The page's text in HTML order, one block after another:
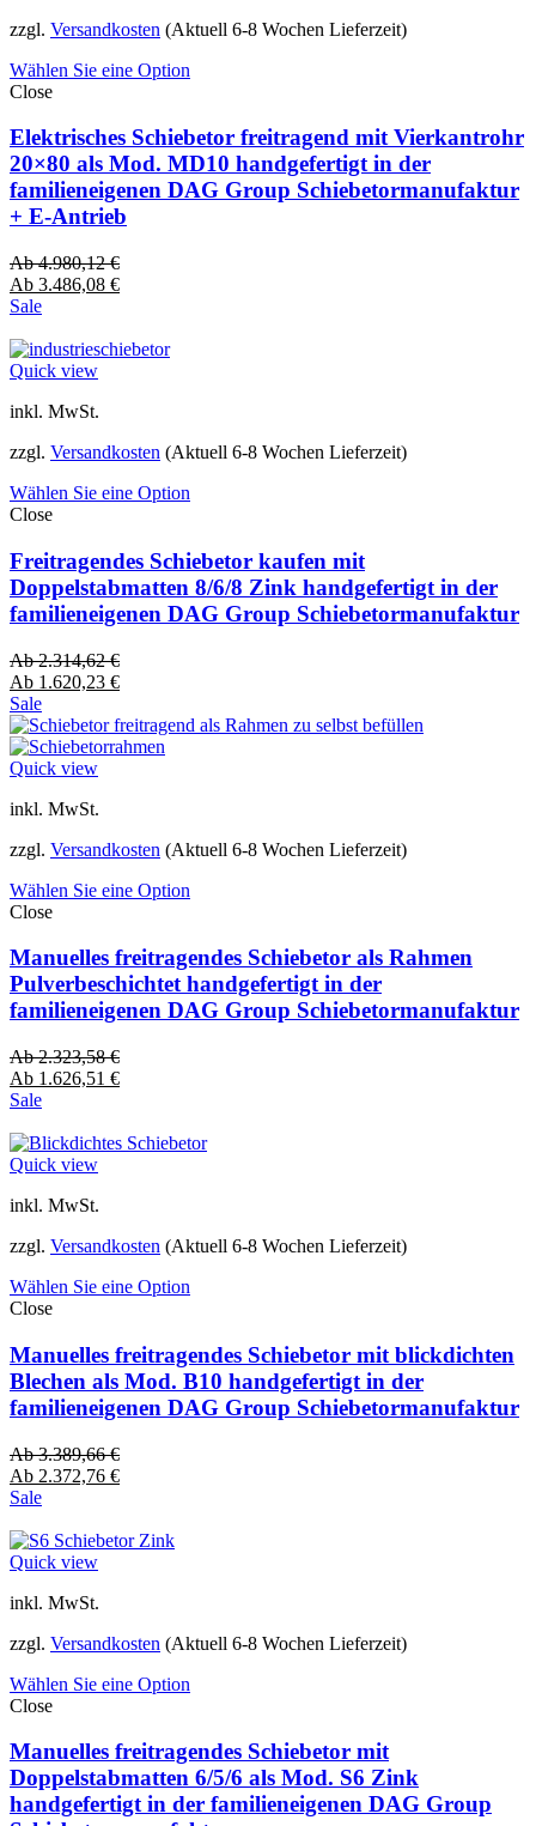
zzgl. Versandkosten (Aktuell 6-8 Wochen Lieferzeit)
Wählen Sie eine Option
Close
Elektrisches Schiebetor freitragend mit Vierkantrohr
20×80 als Mod. MD10 handgefertigt in der
familieneigenen DAG Group Schiebetormanufaktur
+ E-Antrieb
Ab4.980,12€
Ab 3.486,08 €
Sale
Quick view
inkl. MwSt.
zzgl. Versandkosten (Aktuell 6-8 Wochen Lieferzeit)
Wählen Sie eine Option
Close
Freitragendes Schiebetor kaufen mit
Doppelstabmatten 8/6/8 Zink handgefertigt in der
familieneigenen DAG Group Schiebetormanufaktur
Ab2.314,62€
Ab 1.620,23 €
Sale
Quick view
inkl. MwSt.
zzgl. Versandkosten (Aktuell 6-8 Wochen Lieferzeit)
Wählen Sie eine Option
Close
Manuelles freitragendes Schiebetor als Rahmen
Pulverbeschichtet handgefertigt in der
familieneigenen DAG Group Schiebetormanufaktur
Ab2.323,58€
Ab 1.626,51 €
Sale
Quick view
inkl. MwSt.
zzgl. Versandkosten (Aktuell 6-8 Wochen Lieferzeit)
Wählen Sie eine Option
Close
Manuelles freitragendes Schiebetor mit blickdichten
Blechen als Mod. B10 handgefertigt in der
familieneigenen DAG Group Schiebetormanufaktur
Ab3.389,66€
Ab 2.372,76 €
Sale
Quick view
inkl. MwSt.
zzgl. Versandkosten (Aktuell 6-8 Wochen Lieferzeit)
Wählen Sie eine Option
Close
Manuelles freitragendes Schiebetor mit
Doppelstabmatten 6/5/6 als Mod. S6 Zink
handgefertigt in der familieneigenen DAG Group